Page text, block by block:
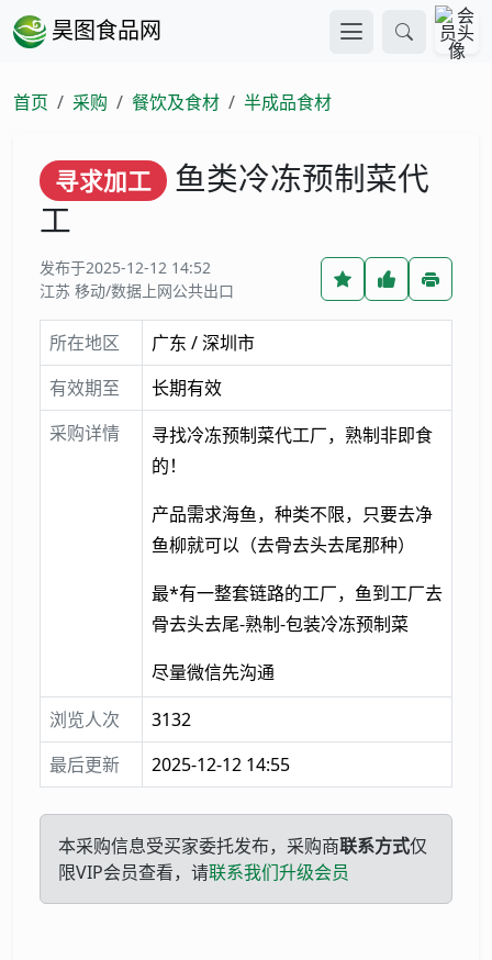
昊图食品网
首页 采购 餐饮及食材 半成品食材
寻求加工
鱼类冷冻预制菜代
工
发布于2025-12-12 14:52
江苏 移动/数据上网公共出口
所在地区
广东 / 深圳市
有效期至
长期有效
采购详情
寻找冷冻预制菜代工厂，熟制非即食
的！
产品需求海鱼，种类不限，只要去净
鱼柳就可以（去骨去头去尾那种）
最*有一整套链路的工厂，鱼到工厂去
骨去头去尾-熟制-包装冷冻预制菜
尽量微信先沟通
浏览人次
3132
最后更新
2025-12-12 14:55
本采购信息受买家委托发布，采购商联系方式仅
限VIP会员查看，请联系我们升级会员